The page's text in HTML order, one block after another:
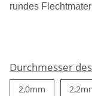
rundes
Durchmesser
2,0mm 2,0mm